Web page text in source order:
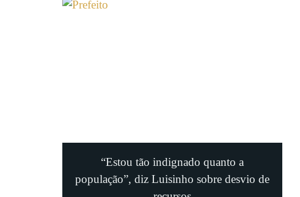
“Estou tão indignado quanto a
população”, diz Luisinho sobre desvio de